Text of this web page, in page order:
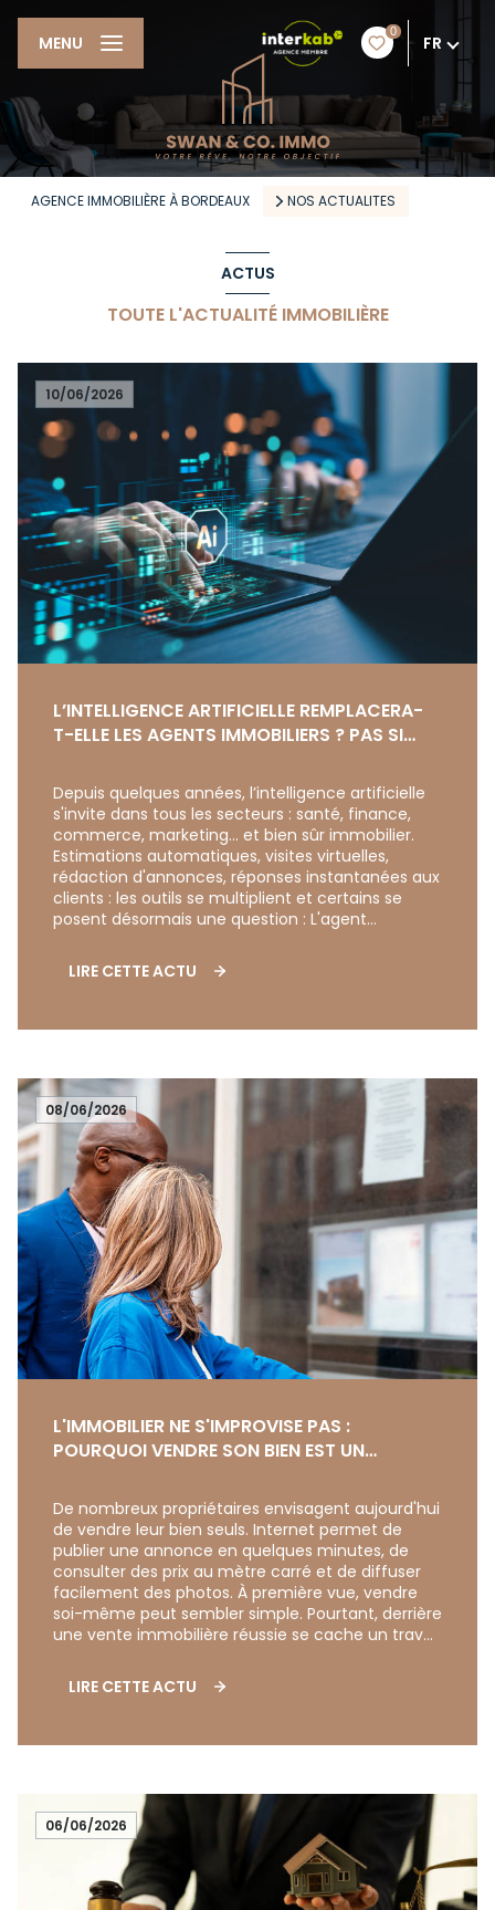
0
FR
MENU
AGENCE IMMOBILIÈRE À BORDEAUX NOS ACTUALITES
ACTUS
TOUTE L'ACTUALITÉ IMMOBILIÈRE
10/06/2026
L’INTELLIGENCE ARTIFICIELLE REMPLACERA-
T-ELLE LES AGENTS IMMOBILIERS ? PAS SI
Depuis quelques années, l’intelligence artificielle
s'invite dans tous les secteurs : santé, finance,
commerce, marketing… et bien sûr immobilier.
Estimations automatiques, visites virtuelles,
rédaction d'annonces, réponses instantanées aux
clients : les outils se multiplient et certains se
posent désormais une question : L'agent
est probablement plus nuancée qu'un simple oui
ou non. Car si l'intelligence artificielle transforme
remplace pas l'essentiel : la relation humaine et
LIRE CETTE ACTU
08/06/2026
L'IMMOBILIER NE S'IMPROVISE PAS :
POURQUOI VENDRE SON BIEN EST UN
De nombreux propriétaires envisagent aujourd'hui
de vendre leur bien seuls. Internet permet de
publier une annonce en quelques minutes, de
consulter des prix au mètre carré et de diffuser
facilement des photos. À première vue, vendre
soi-même peut sembler simple. Pourtant, derrière
une vente immobilière réussie se cache un travail
L'immobilier ne consiste pas uniquement à
mettre une annonce en ligne et attendre qu'un
demande des compétences multiples, une
LIRE CETTE ACTU
06/06/2026